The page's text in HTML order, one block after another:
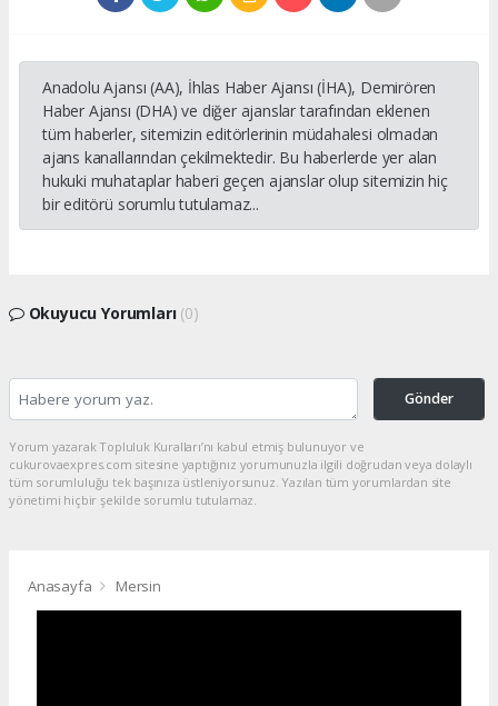
Anadolu Ajansı (AA), İhlas Haber Ajansı (İHA), Demirören
Haber Ajansı (DHA) ve diğer ajanslar tarafından eklenen
tüm haberler, sitemizin editörlerinin müdahalesi olmadan
ajans kanallarından çekilmektedir. Bu haberlerde yer alan
hukuki muhataplar haberi geçen ajanslar olup sitemizin hiç
bir editörü sorumlu tutulamaz...
Okuyucu Yorumları (0)
Gönder
Yorum yazarak Topluluk Kuralları’nı kabul etmiş bulunuyor ve
cukurovaexpres.com sitesine yaptığınız yorumunuzla ilgili doğrudan veya dolaylı
tüm sorumluluğu tek başınıza üstleniyorsunuz. Yazılan tüm yorumlardan site
yönetimi hiçbir şekilde sorumlu tutulamaz.
Anasayfa Mersin